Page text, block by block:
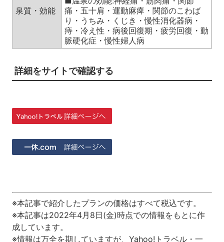
泉質・効能
痛・五十肩・運動麻痺・関節のこわば
り・うちみ・くじき・慢性消化器病・
痔・冷え性・病後回復期・疲労回復・動
脈硬化症・慢性婦人病
詳細をサイトで確認する
※本記事で紹介したプランの価格はすべて税込です。
※本記事は2022年4月8日(金)時点での情報をもとに作
成しています。
※情報は万全を期していますが、Yahoo!トラベル・一